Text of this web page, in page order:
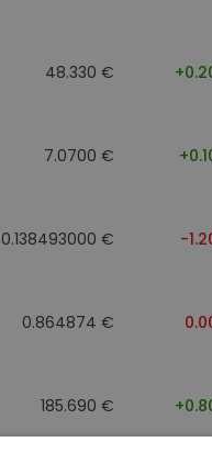
48.330 €
7.0700 €
0.138493000 € -
0.864874 €
185.690 €